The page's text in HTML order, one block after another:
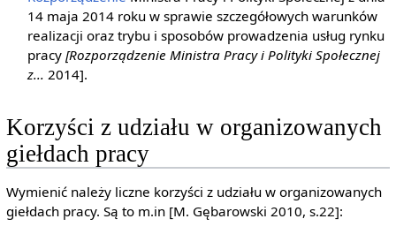
14 maja 2014 roku w sprawie szczegółowych warunków
realizacji oraz trybu i sposobów prowadzenia usług rynku
pracy[Rozporządzenie Ministra Pracy i Polityki Społecznej
z... 2014].
Korzyści z udziału w organizowanych
giełdach pracy
Wymienić należy liczne korzyści z udziału w organizowanych
giełdach pracy. Są to m.in [M. Gębarowski 2010, s.22]: